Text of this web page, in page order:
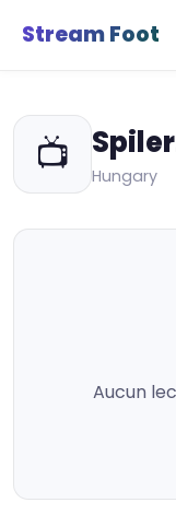
Stream Foot
📺 Hungary
Aucun